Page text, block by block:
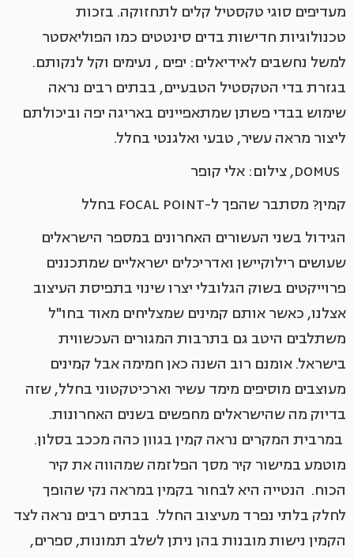
מעדיפים סוגי טקסטיל קלים לתחזוקה. בזכות
טכנולוגיות חדישות בדים סינטטים כמו הפוליאסטר
למשל נחשבים לאידיאלים: יפים , נעימים וקל לנקותם.
בגזרת בדי הטקסטיל הטבעיים, בבתים רבים נראה
שימוש בבדי פשתן שמתאפיינים באריגה יפה וביכולתם
ליצור מראה עשיר, טבעי ואלגנטי בחלל.
קמין? מסתבר שהפך ל-FOCAL POINT בחלל
הגידול בשני העשורים האחרונים במספר הישראלים
שעושים רילוקיישן ואדריכלים ישראליים שמתכננים
פרוייקטים בשוק הגלובלי יצרו שינוי בתפיסת העיצוב
אצלנו, כאשר אותם קמינים שמצליחים מאוד בחו"ל
משתלבים היטב גם בתרבות המגורים העכשווית
בישראל. אומנם רוב השנה כאן חמימה אבל קמינים
מעוצבים מוסיפים מימד עשיר וארכיטקטוני בחלל, שזה
בדיוק מה שהישראלים מחפשים בשנים האחרונות.
במרבית המקרים נראה קמין בגוון כהה מככב בסלון.
מוטמע במישור קיר מסך הפלזמה שמהווה את קיר
הכוח. הנטייה היא לבחור בקמין במראה נקי שהופך
לחלק בלתי נפרד מעיצוב החלל. בבתים רבים נראה לצד
הקמין נישות מובנות בהן ניתן לשלב תמונות, ספרים,